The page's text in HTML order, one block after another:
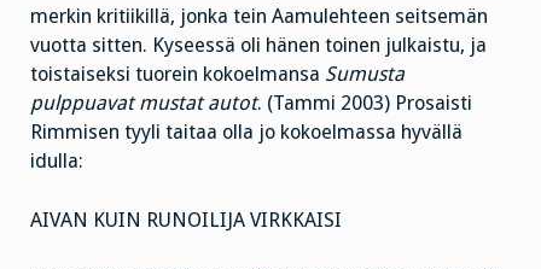
merkin kritiikillä, jonka tein Aamulehteen seitsemän
vuotta sitten. Kyseessä oli hänen toinen julkaistu, ja
toistaiseksi tuorein kokoelmansa Sumusta
pulppuavat mustat autot. (Tammi 2003) Prosaisti
Rimmisen tyyli taitaa olla jo kokoelmassa hyvällä
idulla:
AIVAN KUIN RUNOILIJA VIRKKAISI